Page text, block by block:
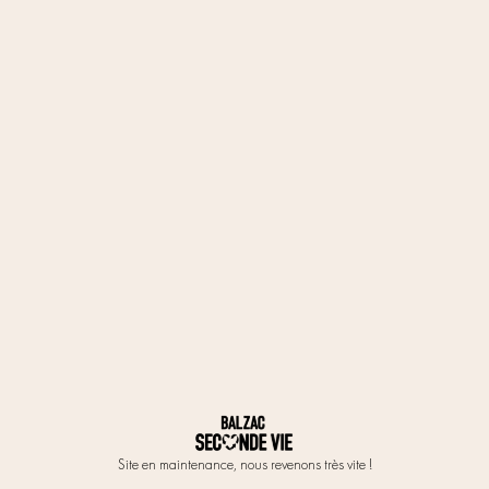
Site en maintenance, nous revenons très vite !